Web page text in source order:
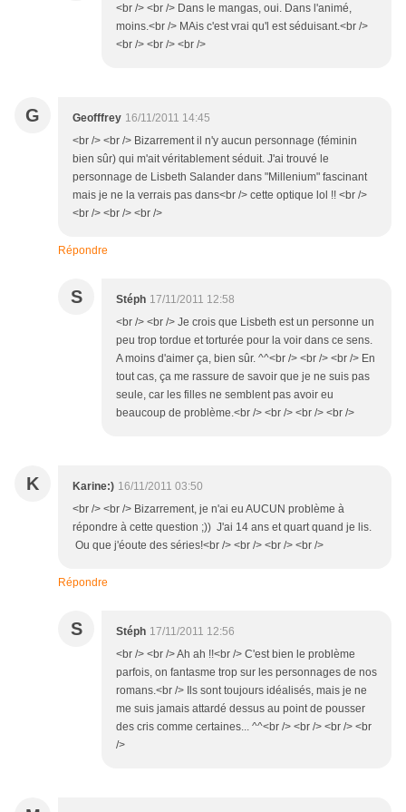
<br /> <br /> Dans le mangas, oui. Dans l'animé,
moins.<br /> MAis c'est vrai qu'l est séduisant.<br />
<br /> <br /> <br />
G Geofffrey 16/11/2011 14:45
<br /> <br /> Bizarrement il n'y aucun personnage (féminin
bien sûr) qui m'ait véritablement séduit. J'ai trouvé le
personnage de Lisbeth Salander dans "Millenium" fascinant
mais je ne la verrais pas dans<br /> cette optique lol !! <br />
<br /> <br /> <br />
Répondre
S Stéph 17/11/2011 12:58
<br /> <br /> Je crois que Lisbeth est un personne un
peu trop tordue et torturée pour la voir dans ce sens.
A moins d'aimer ça, bien sûr. ^^<br /> <br /> <br /> En
tout cas, ça me rassure de savoir que je ne suis pas
seule, car les filles ne semblent pas avoir eu
beaucoup de problème.<br /> <br /> <br /> <br />
K Karine:) 16/11/2011 03:50
<br /> <br /> Bizarrement, je n'ai eu AUCUN problème à
répondre à cette question ;)) J'ai 14 ans et quart quand je lis.
Ou que j'éoute des séries!<br /> <br /> <br /> <br />
Répondre
S Stéph 17/11/2011 12:56
<br /> <br /> Ah ah !!<br /> C'est bien le problème
parfois, on fantasme trop sur les personnages de nos
romans.<br /> Ils sont toujours idéalisés, mais je ne
me suis jamais attardé dessus au point de pousser
des cris comme certaines... ^^<br /> <br /> <br /> <br
/>